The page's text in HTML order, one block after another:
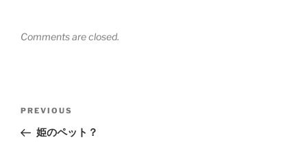
Comments are closed.
Previous
Post
PREVIOUS
姫のペット？